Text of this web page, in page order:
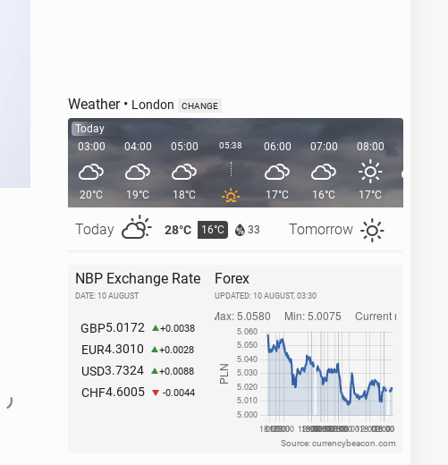
Weather• London CHANGE
Today
03:00
20°C
Today 28°C 16°C 33 Tomorrow
04:00
19°C
05:00
18°C
05:38 06:00
17°C
07:00
16°C
08:00
17°C
NBP Exchange Rate
DATE: 10 AUGUST
GBP5.0172 +0.0038
EUR4.3010 +0.0028
USD3.7324 +0.0088
CHF4.6005 -0.0044
Forex
UPDATED: 10 AUGUST, 03:30
Source: currencybeacon.com